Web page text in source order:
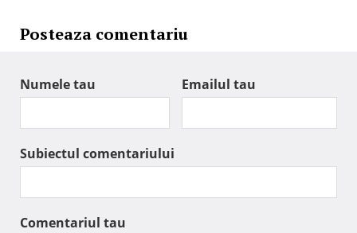
Posteaza comentariu
Numele tau Emailul tau
Subiectul comentariului
Comentariul tau